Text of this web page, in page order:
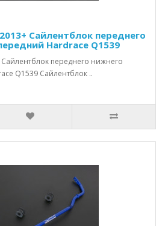
Сайлентблок переднего
Hardrace Q1539
Сайлентблок переднего нижнего
Q1539 Сайлентблок ..